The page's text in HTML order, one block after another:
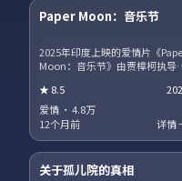
热播
Paper Moon：音乐节
2025年印度上映的爱情片《
Moon：音乐节》由贾樟柯执导
领衔主演。职场与理想冲突被细
腻呈现，配角群像同样出彩。片
尾彩蛋值得留意，与世界观其他
作品存在联动。
★8.5
爱情 · 4.8万
12个月前
详情
趋势
15集
关于孤儿院的真相